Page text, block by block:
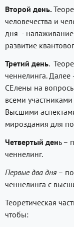
Второй день.
человечества и
дня -
развитие
Третий день.
ченнелинга. Далее
СЕлены на
всеми
Высшими
мироздания для
Четвертый день –
ченнелинг.
Первые два дня–
ченнелинга с
Теоретическая
чтобы: